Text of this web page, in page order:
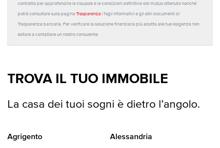
contratto per approfondire le clausole e le condizioni definitive del mutuo ottenuto nonché
potrà consultare sulla pagina Trasparenza i fogli informativi e gli altri documenti di
Trasparenza bancaria. Per verificare la soluzione finanziaria più adatta alle tue esigenze non
esitare a contattare un nostro consulente.
TROVA IL TUO IMMOBILE
La casa dei tuoi sogni è dietro l’angolo.
Agrigento Alessandria